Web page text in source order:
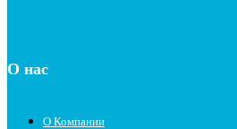
О нас
О Компании